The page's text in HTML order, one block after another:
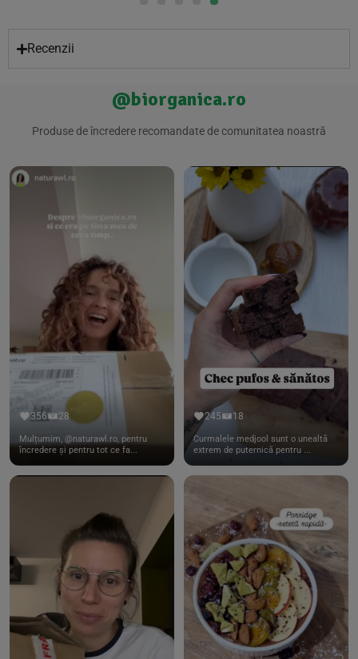
Recenzii
@biorganica.ro
Produse de încredere recomandate de comunitatea noastră
356 28
Mulțumim, @naturawl.ro, pentru
încredere și pentru tot ce fa...
245 18
Curmalele medjool sunt o unealtă
extrem de puternică pentru ...